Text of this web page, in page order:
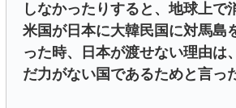
しなかったりすると、地球上で
米国が日本に大韓民国に対馬島
った時、日本が渡せない理由は
だ力がない国であるためと言っ